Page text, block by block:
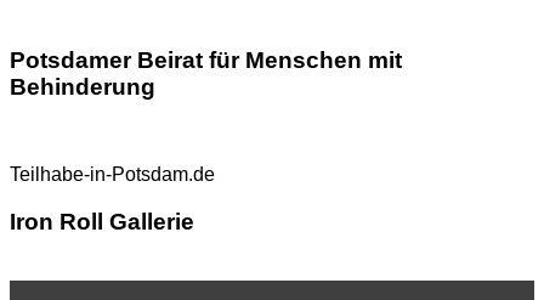
Potsdamer Beirat für Menschen mit
Behinderung
Teilhabe-in-Potsdam.de
Iron Roll Gallerie